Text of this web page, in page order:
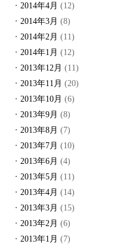
2014年4月 (12)
2014年3月 (8)
2014年2月 (11)
2014年1月 (12)
2013年12月 (11)
2013年11月 (20)
2013年10月 (6)
2013年9月 (8)
2013年8月 (7)
2013年7月 (10)
2013年6月 (4)
2013年5月 (11)
2013年4月 (14)
2013年3月 (15)
2013年2月 (6)
2013年1月 (7)